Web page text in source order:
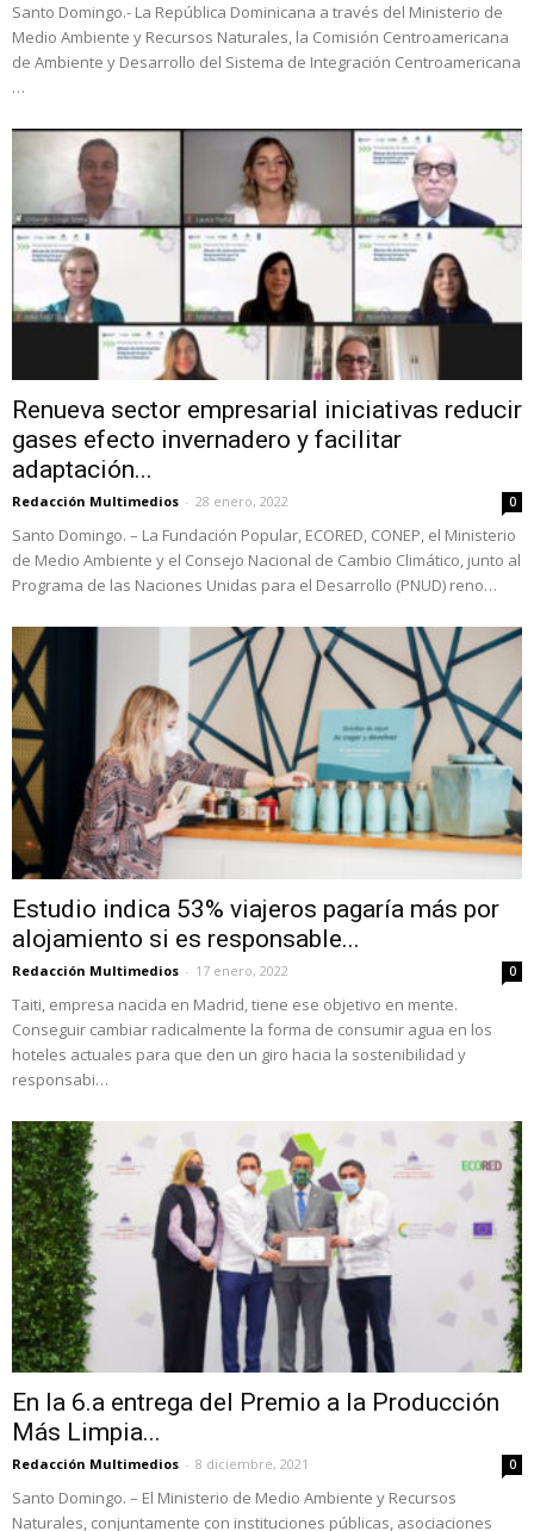
Santo Domingo.- La República Dominicana a través del Ministerio de
Medio Ambiente y Recursos Naturales, la Comisión Centroamericana
de Ambiente y Desarrollo del Sistema de Integración Centroamericana
…
Renueva sector empresarial iniciativas reducir
gases efecto invernadero y facilitar
adaptación...
Redacción Multimedios - 28 enero, 2022 0
Santo Domingo. – La Fundación Popular, ECORED, CONEP, el Ministerio
de Medio Ambiente y el Consejo Nacional de Cambio Climático, junto al
Programa de las Naciones Unidas para el Desarrollo (PNUD) reno…
Estudio indica 53% viajeros pagaría más por
alojamiento si es responsable...
Redacción Multimedios - 17 enero, 2022 0
Taiti, empresa nacida en Madrid, tiene ese objetivo en mente.
Conseguir cambiar radicalmente la forma de consumir agua en los
hoteles actuales para que den un giro hacia la sostenibilidad y
responsabi…
En la 6.a entrega del Premio a la Producción
Más Limpia...
Redacción Multimedios - 8 diciembre, 2021 0
Santo Domingo. – El Ministerio de Medio Ambiente y Recursos
Naturales, conjuntamente con instituciones públicas, asociaciones